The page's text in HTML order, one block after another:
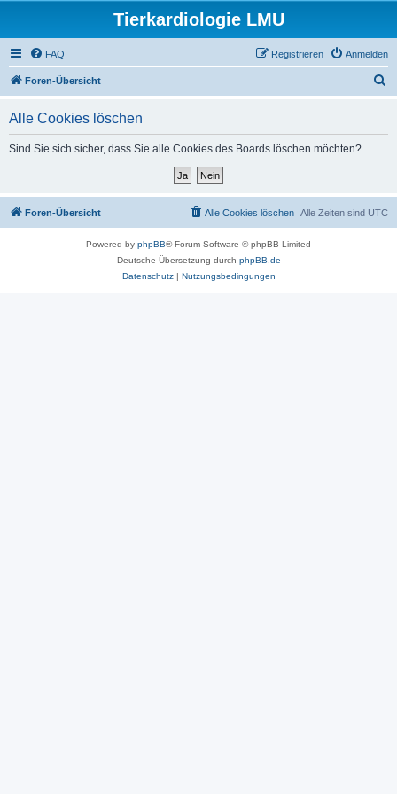
Tierkardiologie LMU
FAQ Anmelden
Registrieren
Foren-Übersicht
Alle Cookies löschen
Sind Sie sich sicher, dass Sie alle Cookies des Boards löschen möchten?
Foren-Übersicht Alle Zeiten sind UTC
Alle Cookies löschen
Powered by phpBB® Forum Software © phpBB Limited
Deutsche Übersetzung durch phpBB.de
Datenschutz| Nutzungsbedingungen